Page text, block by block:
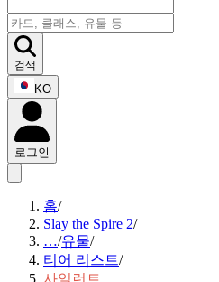
검색
KO
로그인
홈/
Slay the Spire 2/
…/유물/
티어 리스트/
사일런트